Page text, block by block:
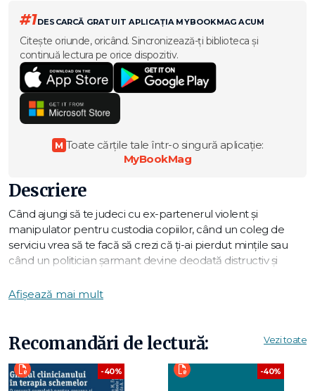
#1DESCARCĂ GRATUIT APLICAȚIA MYBOOKMAG ACUM
Citește oriunde, oricând. Sincronizează-ți biblioteca și
continuă lectura pe orice dispozitiv.
M Toate cărțile tale într-o singură aplicație:
MyBookMag
Descriere
Când ajungi să te judeci cu ex-partenerul violent și
manipulator pentru custodia copiilor, când un coleg de
serviciu vrea să te facă să crezi că ți-ai pierdut mințile sau
când un politician șarmant devine deodată distructiv și
desigur, să eviți pur și simplu astfel de persoane. Dar ce faci
psiholog cu experiență și fost profesor la Harvard,
creionează un complex portret al psihopatului, oferind
diverse căi pentru a scăpa de sub influența acestuia.
Afișează mai mult
Recomandări de lectură: Vezi toate
-40% -40%